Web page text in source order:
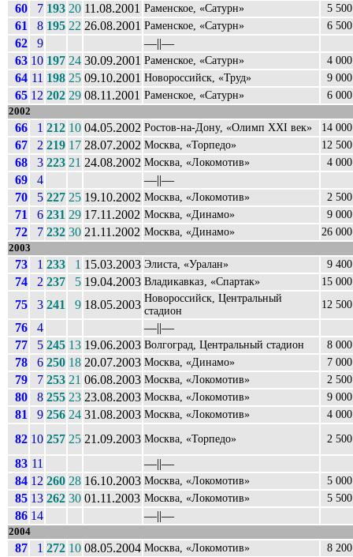
60 7 193 20 11.08.2001 Раменское, «Сатурн» 5 500
61 8 195 22 26.08.2001 Раменское, «Сатурн» 6 500
62 9
––||––
63 10 197 24 30.09.2001 Раменское, «Сатурн» 4 000
64 11 198 25 09.10.2001 Новороссийск, «Труд» 9 000
65 12 202 29 08.11.2001 Раменское, «Сатурн» 6 000
2002
66 1 212 10 04.05.2002 Ростов-на-Дону, «Олимп XXI век» 14 000
67 2 219 17 28.07.2002 Москва, «Торпедо» 12 500
68 3 223 21 24.08.2002 Москва, «Локомотив» 4 000
69 4
––||––
70
5 227 25 19.10.2002 Москва, «Локомотив» 2 500
71 6 231 29 17.11.2002 Москва, «Динамо» 9 000
72 7 232 30 21.11.2002 Москва, «Динамо» 26 000
2003
73 1 233 1 15.03.2003 Элиста, «Уралан» 9 400
74 2 237 5 19.04.2003 Владикавказ, «Спартак» 15 000
75 3 241 9 18.05.2003 Новороссийск, Центральный
стадион
12 500
76 4
––||––
77
5 245 13 19.06.2003 Волгоград, Центральный стадион 8 000
78 6 250 18 20.07.2003 Москва, «Динамо» 7 000
79 7 253 21 06.08.2003 Москва, «Локомотив» 2 500
80 8 255 23 23.08.2003 Москва, «Локомотив» 9 000
81 9 256 24 31.08.2003 Москва, «Локомотив» 4 000
82 10 257 25 21.09.2003 Москва, «Торпедо» 2 500
83 11
––||––
84 12 260 28 16.10.2003 Москва, «Локомотив» 5 000
85 13 262 30 01.11.2003 Москва, «Локомотив» 5 500
86 14 ––||––
2004
87 1 272 10 08.05.2004 Москва, «Локомотив» 8 200